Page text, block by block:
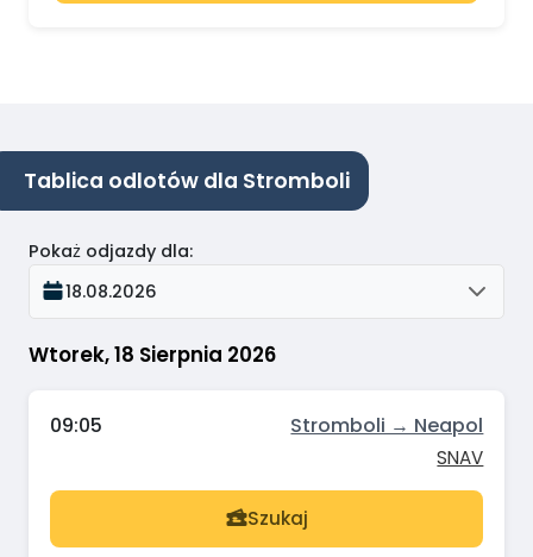
Tablica odlotów dla Stromboli
Wtorek, 18 Sierpnia 2026
Pokaż odjazdy dla:
18.08.2026
09:05 Stromboli → Neapol
SNAV
Szukaj